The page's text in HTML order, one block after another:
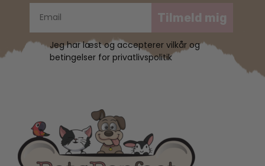
Tilmeld mig
Jeg har læst og accepterer vilkår og
betingelser for privatlivspolitik